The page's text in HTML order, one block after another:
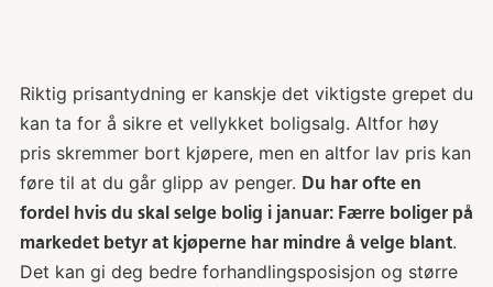
Riktig prisantydning er kanskje det viktigste grepet du
kan ta for å sikre et vellykket boligsalg. Altfor høy
pris skremmer bort kjøpere, men en altfor lav pris kan
føre til at du går glipp av penger. Du har ofte en
fordel hvis du skal selge bolig i januar: Færre boliger på
markedet betyr at kjøperne har mindre å velge blant.
Det kan gi deg bedre forhandlingsposisjon og større